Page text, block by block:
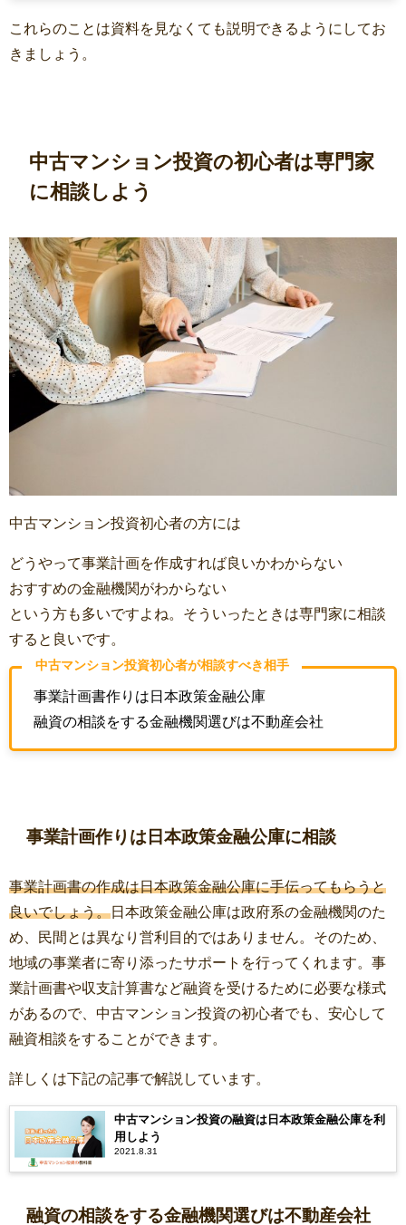
これらのことは資料を見なくても説明できるようにしてお
きましょう。
中古マンション投資の初心者は専門家
に相談しよう
中古マンション投資初心者の方には
どうやって事業計画を作成すれば良いかわからない
おすすめの金融機関がわからない
という方も多いですよね。そういったときは専門家に相談
すると良いです。
中古マンション投資初心者が相談すべき相手
事業計画書作りは日本政策金融公庫
融資の相談をする金融機関選びは不動産会社
事業計画作りは日本政策金融公庫に相談
事業計画書の作成は日本政策金融公庫に手伝ってもらうと
良いでしょう。日本政策金融公庫は政府系の金融機関のた
め、民間とは異なり営利目的ではありません。そのため、
地域の事業者に寄り添ったサポートを行ってくれます。事
業計画書や収支計算書など融資を受けるために必要な様式
があるので、中古マンション投資の初心者でも、安心して
融資相談をすることができます。
詳しくは下記の記事で解説しています。
中古マンション投資の融資は日本政策金融公庫を利
用しよう
2021.8.31
融資の相談をする金融機関選びは不動産会社